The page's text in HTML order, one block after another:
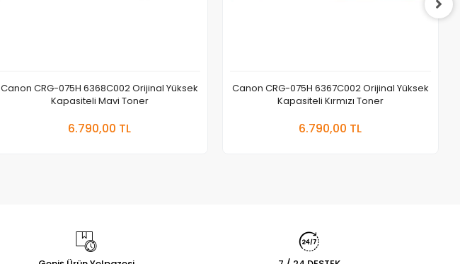
Canon CRG-075H 6368C002 Orijinal Yüksek
Kapasiteli Mavi Toner
6.790,00 TL
Canon CRG-075H 6367C002 Orijinal Yüksek
Kapasiteli Kırmızı Toner
6.790,00 TL